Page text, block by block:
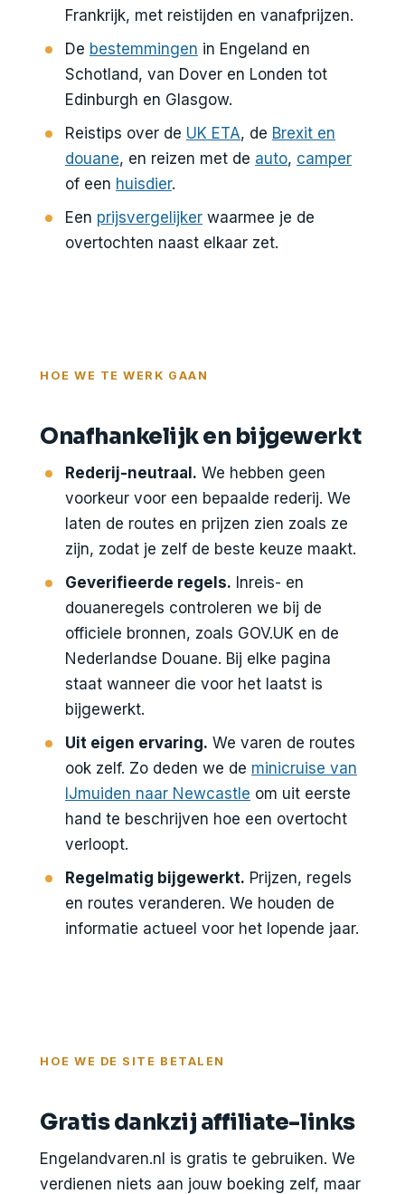
Frankrijk, met reistijden en vanafprijzen.
De bestemmingen in Engeland en
Schotland, van Dover en Londen tot
Edinburgh en Glasgow.
Reistips over de UK ETA, de Brexit en
douane, en reizen met de auto, camper
of een huisdier.
Een prijsvergelijker waarmee je de
overtochten naast elkaar zet.
HOE WE TE WERK GAAN
Onafhankelijk en bijgewerkt
Rederij-neutraal. We hebben geen
voorkeur voor een bepaalde rederij. We
laten de routes en prijzen zien zoals ze
zijn, zodat je zelf de beste keuze maakt.
Geverifieerde regels. Inreis- en
douaneregels controleren we bij de
officiele bronnen, zoals GOV.UK en de
Nederlandse Douane. Bij elke pagina
staat wanneer die voor het laatst is
bijgewerkt.
Uit eigen ervaring. We varen de routes
ook zelf. Zo deden we de minicruise van
IJmuiden naar Newcastle om uit eerste
hand te beschrijven hoe een overtocht
verloopt.
Regelmatig bijgewerkt. Prijzen, regels
en routes veranderen. We houden de
informatie actueel voor het lopende jaar.
HOE WE DE SITE BETALEN
Gratis dankzij affiliate-links
Engelandvaren.nl is gratis te gebruiken. We
verdienen niets aan jouw boeking zelf, maar